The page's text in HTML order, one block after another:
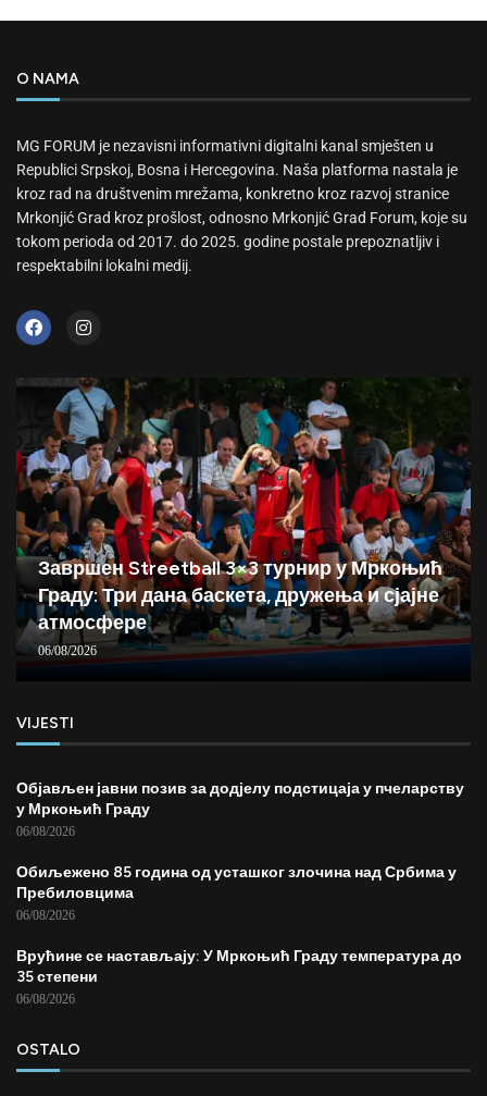
O NAMA
MG FORUM je nezavisni informativni digitalni kanal smješten u
Republici Srpskoj, Bosna i Hercegovina. Naša platforma nastala je
kroz rad na društvenim mrežama, konkretno kroz razvoj stranice
Mrkonjić Grad kroz prošlost, odnosno Mrkonjić Grad Forum, koje su
tokom perioda od 2017. do 2025. godine postale prepoznatljiv i
respektabilni lokalni medij.
Завршен Streetball 3×3 турнир у Мркоњић
Граду: Три дана баскета, дружења и сјајне
атмосфере
06/08/2026
VIJESTI
Објављен јавни позив за додјелу подстицаја у пчеларству
у Мркоњић Граду
06/08/2026
Обиљежено 85 година од усташког злочина над Србима у
Пребиловцима
06/08/2026
Врућине се настављају: У Мркоњић Граду температура до
35 степени
06/08/2026
OSTALO